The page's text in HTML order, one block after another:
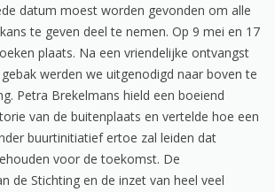
datum moest worden gevonden om alle
te geven deel te nemen. Op 9 mei en 17
plaats. Na een vriendelijke ontvangst
werden we uitgenodigd naar boven te
Petra Brekelmans hield een boeiend
van de buitenplaats en vertelde hoe een
buurtinitiatief ertoe zal leiden dat
voor de toekomst. De
de Stichting en de inzet van heel veel